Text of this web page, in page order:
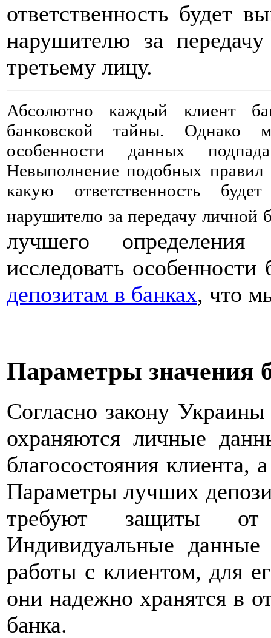
ответственность будет
нарушителю за
третьему лицу.
Абсолютно каждый клиент
банковской тайны. Однако
особенности данных
Невыполнение подобных правил
какую ответственность
нарушителю за передачу личной
лучшего
исследовать
депозитам в банках, что
Параметры значения
Согласно закону
охраняются личные
благосостояния клиента,
Параметры лучших
требуют защиты от
Индивидуальные
работы с клиентом, для
они надежно хранятся в
банка.